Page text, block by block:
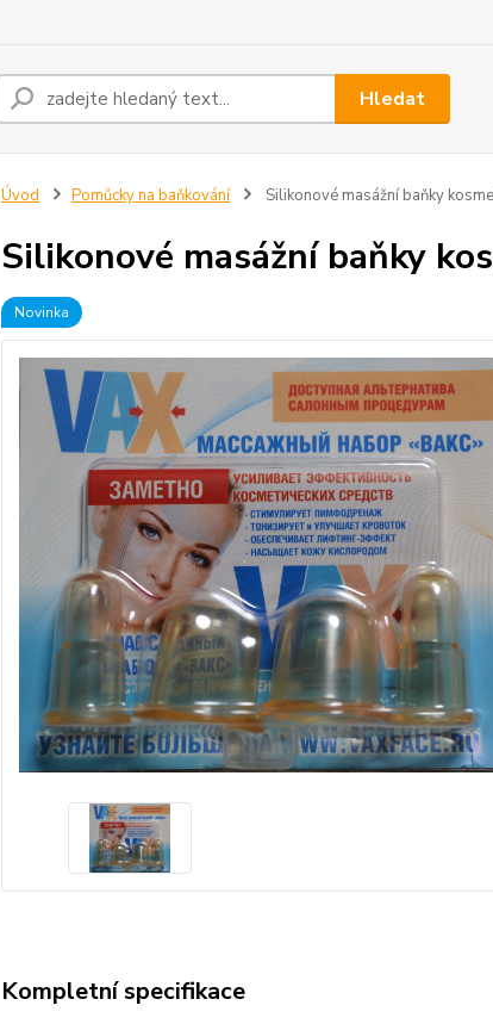
Hledat
Úvod Pomůcky na baňkování Silikonové masážní baňky
Silikonové masážní baňky
Novinka
Kompletní specifikace